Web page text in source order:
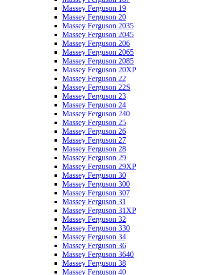
Massey Ferguson 19
Massey Ferguson 20
Massey Ferguson 2035
Massey Ferguson 2045
Massey Ferguson 206
Massey Ferguson 2065
Massey Ferguson 2085
Massey Ferguson 20XP
Massey Ferguson 22
Massey Ferguson 22S
Massey Ferguson 23
Massey Ferguson 24
Massey Ferguson 240
Massey Ferguson 25
Massey Ferguson 26
Massey Ferguson 27
Massey Ferguson 28
Massey Ferguson 29
Massey Ferguson 29XP
Massey Ferguson 30
Massey Ferguson 300
Massey Ferguson 307
Massey Ferguson 31
Massey Ferguson 31XP
Massey Ferguson 32
Massey Ferguson 330
Massey Ferguson 34
Massey Ferguson 36
Massey Ferguson 3640
Massey Ferguson 38
Massey Ferguson 40